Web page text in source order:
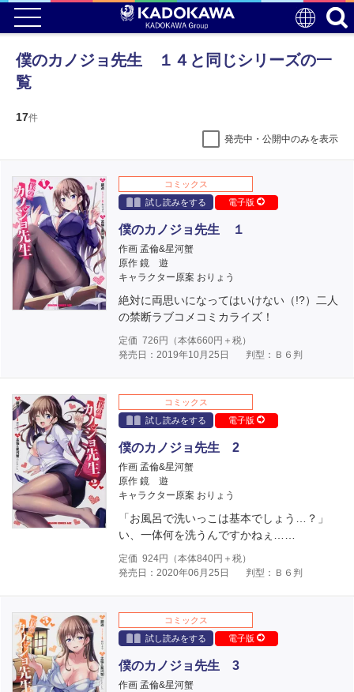
僕のカノジョ先生 １４と同じシリーズの一
覧
17件
発売中・公開中のみを表示
コミックス
試し読みをする
電子版
僕のカノジョ先生 １
作画 孟倫&星河蟹
原作 鏡 遊
キャラクター原案 おりょう
絶対に両思いになってはいけない（!?）二人
の禁断ラブコメコミカライズ！
定価 726 円（本体660円＋税）
発売日：2019年10月25日
判型：Ｂ６判
コミックス
試し読みをする
電子版
僕のカノジョ先生 2
作画 孟倫&星河蟹
原作 鏡 遊
キャラクター原案 おりょう
「お風呂で洗いっこは基本でしょう…？」
い、一体何を洗うんですかねぇ……
定価 924円（本体840円＋税）
発売日：2020年06月25日
判型：Ｂ６判
コミックス
試し読みをする
電子版
僕のカノジョ先生 3
作画 孟倫&星河蟹